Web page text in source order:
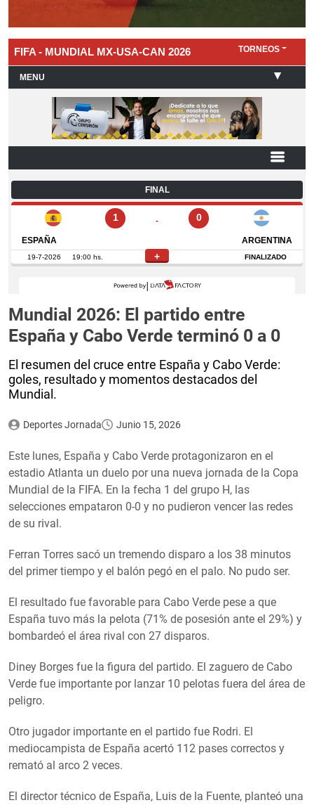
Mundial 2026: El partido entre
España y Cabo Verde terminó 0 a 0
El resumen del cruce entre España y Cabo Verde:
goles, resultado y momentos destacados del
Mundial.
Deportes Jornada Junio 15, 2026
Este lunes, España y Cabo Verde protagonizaron en el
estadio Atlanta un duelo por una nueva jornada de la Copa
Mundial de la FIFA. En la fecha 1 del grupo H, las
selecciones empataron 0-0 y no pudieron vencer las redes
de su rival.
Ferran Torres sacó un tremendo disparo a los 38 minutos
del primer tiempo y el balón pegó en el palo. No pudo ser.
El resultado fue favorable para Cabo Verde pese a que
España tuvo más la pelota (71% de posesión ante el 29%) y
bombardeó el área rival con 27 disparos.
Diney Borges fue la figura del partido. El zaguero de Cabo
Verde fue importante por lanzar 10 pelotas fuera del área de
peligro.
Otro jugador importante en el partido fue Rodri. El
mediocampista de España acertó 112 pases correctos y
remató al arco 2 veces.
El director técnico de España, Luis de la Fuente, planteó una